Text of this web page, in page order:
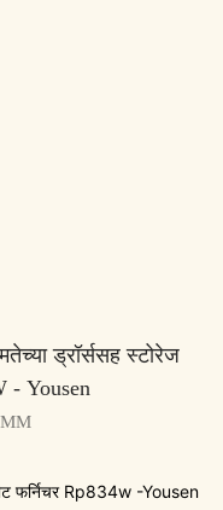
ड्रॉर्ससह स्टोरेज
- Yousen